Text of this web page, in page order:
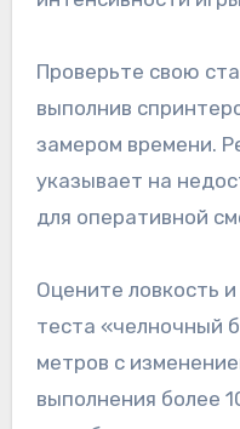
Проверьте свою
выполнив
замером времени.
указывает на
для оперативной
Оцените ловкость
теста «челночный
метров с
выполнения более